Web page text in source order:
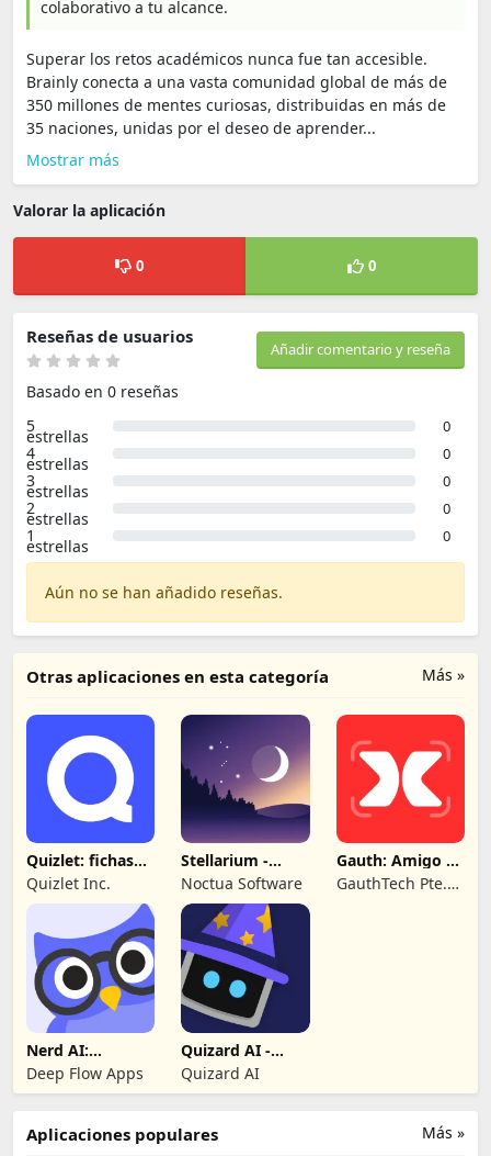
colaborativo a tu alcance.
Superar los retos académicos nunca fue tan accesible.
Brainly conecta a una vasta comunidad global de más de
350 millones de mentes curiosas, distribuidas en más de
35 naciones, unidas por el deseo de aprender...
Mostrar más
Valorar la aplicación
0 0
Añadir comentario y reseña
Reseñas de usuarios
Basado en 0 reseñas
5
estrellas 0
4
estrellas 0
3
estrellas 0
2
estrellas 0
1
estrellas 0
Aún no se han añadido reseñas.
Más »
Otras aplicaciones en esta categoría
Quizlet: fichas
creadas con IA
Quizlet Inc.
Stellarium -
Mapa de
Estrellas
Noctua Software
Gauth: Amigo de
Estudio de IA
GauthTech Pte.
Nerd AI:
Ayudante de
Tareas IA
Deep Flow Apps
Quizard AI -
Escanea y
resuelve
Quizard AI
Más »
Aplicaciones populares